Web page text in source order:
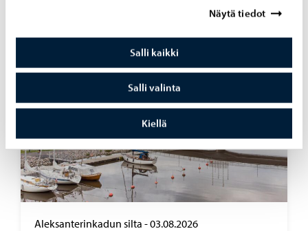
Näytä tiedot
Salli kaikki
Salli valinta
Kiellä
Aleksanterinkadun silta -03.08.2026